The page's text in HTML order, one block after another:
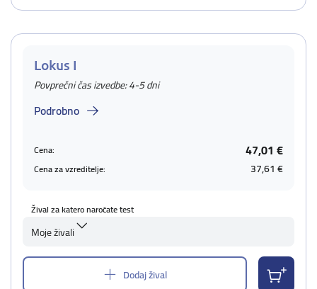
Lokus I
Povprečni čas izvedbe: 4-5 dni
Podrobno
Cena: 47,01 €
Cena za vzreditelje: 37,61 €
Žival za katero naročate test
Moje živali
Dodaj žival